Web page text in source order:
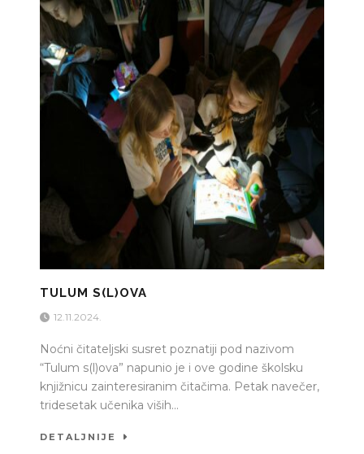
TULUM S(L)OVA
12.11.2024.
Noćni čitateljski susret poznatiji pod nazivom
“Tulum s(l)ova” napunio je i ove godine školsku
knjižnicu zainteresiranim čitačima. Petak navečer,
tridesetak učenika viših...
DETALJNIJE